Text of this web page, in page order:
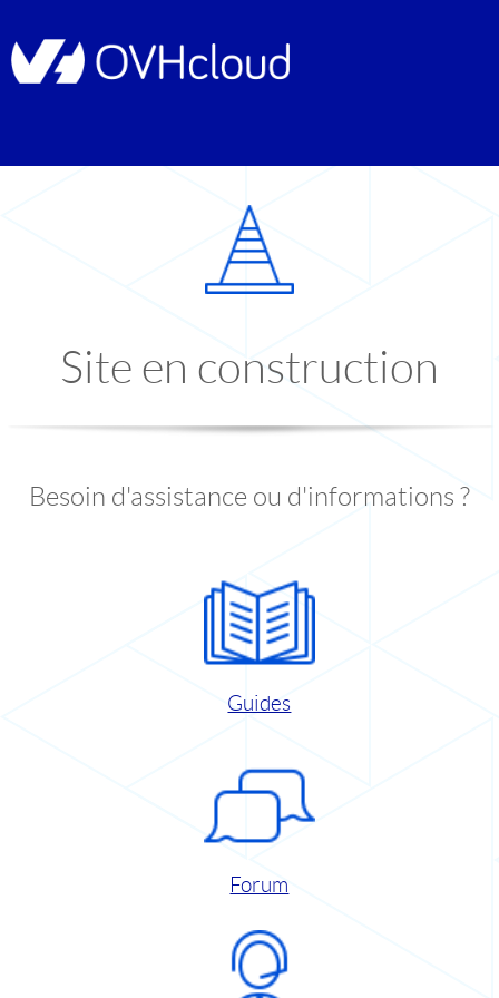
Site en construction
Besoin d'assistance ou d'informations ?
Guides
Forum